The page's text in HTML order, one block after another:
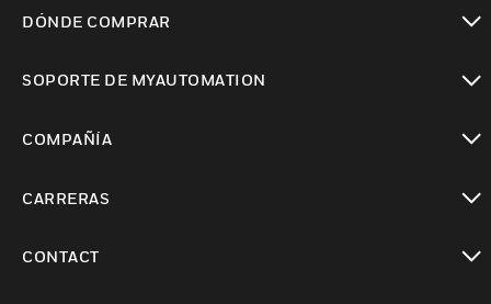
DÓNDE COMPRAR
SOPORTE DE MYAUTOMATION
COMPAÑÍA
CARRERAS
CONTACT